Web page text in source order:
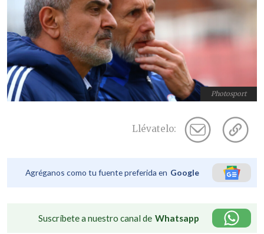
Photosport
Llévatelo:
Agréganos como tu fuente preferida en Google
Suscríbete a nuestro canal de Whatsapp